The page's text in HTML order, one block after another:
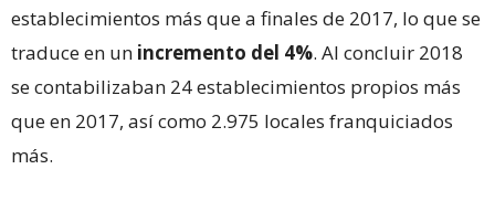
establecimientos más que a finales de 2017, lo que se
traduce en un incremento del 4%. Al concluir 2018
se contabilizaban 24 establecimientos propios más
que en 2017, así como 2.975 locales franquiciados
más.